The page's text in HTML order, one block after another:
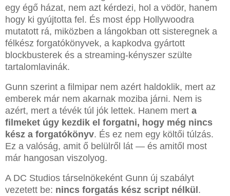
egy égő házat, nem azt kérdezi, hol a vödör, hanem
hogy ki gyújtotta fel. És most épp Hollywoodra
mutatott rá, miközben a lángokban ott sisteregnek a
félkész forgatókönyvek, a kapkodva gyártott
blockbusterek és a streaming-kényszer szülte
tartalomlavinák.
Gunn szerint a filmipar nem azért haldoklik, mert az
emberek már nem akarnak moziba járni. Nem is
azért, mert a tévék túl jók lettek. Hanem mert a
filmeket úgy kezdik el forgatni, hogy még nincs
kész a forgatókönyv. És ez nem egy költői túlzás.
Ez a valóság, amit ő belülről lát — és amitől most
már hangosan viszolyog.
A DC Studios társelnökeként Gunn új szabályt
vezetett be: nincs forgatás kész script nélkül .